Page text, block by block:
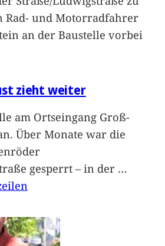
Rad- und Motorradfahrer
an der Baustelle vorbei
zieht weiter
am Ortseingang Groß-
Über Monate war die
gesperrt – in der …